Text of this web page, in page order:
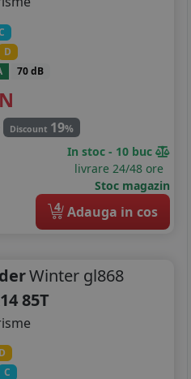
D
70 dB
Discount 19%
In stoc - 10 buc
livrare 24/48 ore
Stoc magazin
4 Adauga in cos
Winter gl868
85T
D
C